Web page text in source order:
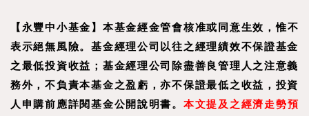
【永豐中小基金 】 本基金經金管會核准或同意生效，惟不
表示絕無風險。基金經理公司以往之經理績效不保證基金
之最低投資收益；基金經理公司除盡善良管理人之注意義
務外，不負責本基金之盈虧，亦不保證最低之收益，投資
人申購前應詳閱基金公開說明書。 本文提及之經濟走勢預